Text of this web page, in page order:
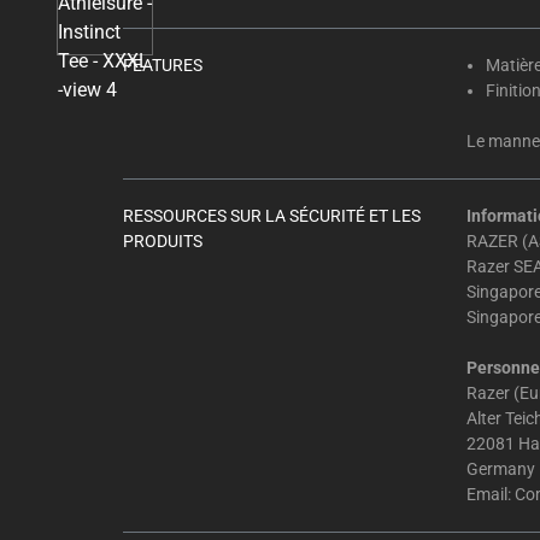
FEATURES
Le
RESSOURCES SUR LA SÉCURITÉ ET LES
PRODUITS
RAZER
Razer
Razer
Alter
22081
Germany
Email: